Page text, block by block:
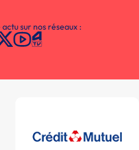
sur nos réseaux :